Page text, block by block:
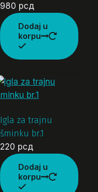
980 рсд
Dodaj u
korpu
Igla za trajnu
šminku br.1
220 рсд
Dodaj u
korpu